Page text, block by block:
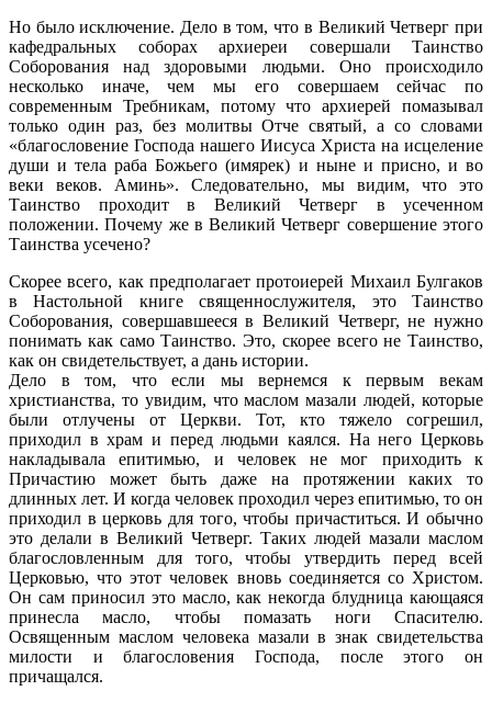
Но было исключение. Дело в том, что в Великий Четверг при
кафедральных соборах архиереи совершали Таинство
Соборования над здоровыми людьми. Оно происходило
несколько иначе, чем мы его совершаем сейчас по
современным Требникам, потому что архиерей помазывал
только один раз, без молитвы Отче святый, а со словами
«благословение Господа нашего Иисуса Христа на исцеление
души и тела раба Божьего (имярек) и ныне и присно, и во
веки веков. Аминь». Следовательно, мы видим, что это
Таинство проходит в Великий Четверг в усеченном
положении. Почему же в Великий Четверг совершение этого
Таинства усечено?
Скорее всего, как предполагает протоиерей Михаил Булгаков
в Настольной книге священнослужителя, это Таинство
Соборования, совершавшееся в Великий Четверг, не нужно
понимать как само Таинство. Это, скорее всего не Таинство,
как он свидетельствует, а дань истории.
Дело в том, что если мы вернемся к первым векам
христианства, то увидим, что маслом мазали людей, которые
были отлучены от Церкви. Тот, кто тяжело согрешил,
приходил в храм и перед людьми каялся. На него Церковь
накладывала епитимью, и человек не мог приходить к
Причастию может быть даже на протяжении каких то
длинных лет. И когда человек проходил через епитимью, то он
приходил в церковь для того, чтобы причаститься. И обычно
это делали в Великий Четверг. Таких людей мазали маслом
благословленным для того, чтобы утвердить перед всей
Церковью, что этот человек вновь соединяется со Христом.
Он сам приносил это масло, как некогда блудница кающаяся
принесла масло, чтобы помазать ноги Спасителю.
Освященным маслом человека мазали в знак свидетельства
милости и благословения Господа, после этого он
причащался.